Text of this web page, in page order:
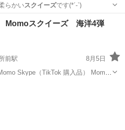
らかいスクイーズです(*´-`)
駅 おもちゃ スクイーズ
Momoスクイーズ 海洋4弾
前駅
8月5日